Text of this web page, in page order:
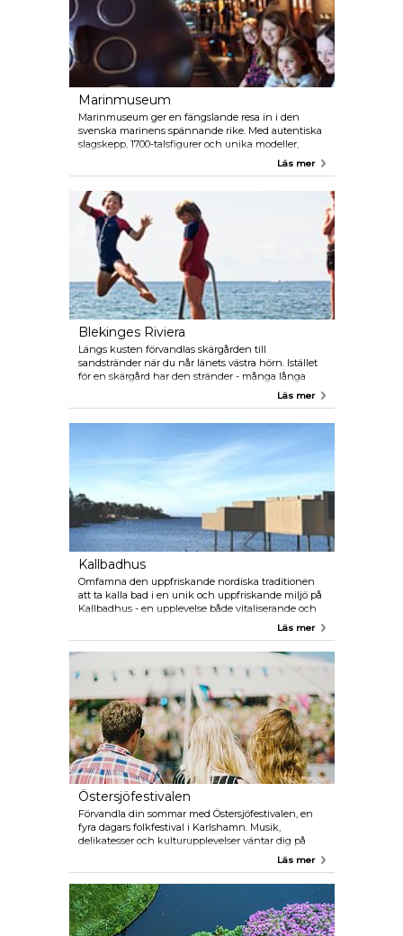
Marinmuseum
Marinmuseum ger en fängslande resa in i den
svenska marinens spännande rike. Med autentiska
slagskepp, 1700-talsfigurer och unika modeller,
utställningarna erbjuder en omfattande titt på
Går utöver konventionella skärmar, museet erbjuder
interaktiva upplevelser, så att besökare kan fördjupa
sig helt i marinvärlden. Gå ombord på historiska
fartyg, lyssna på fängslande havsberättelser genom
audiovisuella presentationer och engagera dina
sinnen för en berikande utforskning av maritimt
arv.
Läs mer
Blekinges Riviera
Längs kusten förvandlas skärgården till
sandstränder när du når länets västra hörn. Istället
för en skärgård har den stränder - många långa
med vacker fin sand. I Sölvesborg finns en strand
för alla dagar i veckan och ännu mer. Några av dem
Läs mer
Kallbadhus
Omfamna den uppfriskande nordiska traditionen
att ta kalla bad i en unik och uppfriskande miljö på
Kallbadhus - en upplevelse både vitaliserande och
Läs mer
Östersjöfestivalen
Förvandla din sommar med Östersjöfestivalen, en
fyra dagars folkfestival i Karlshamn. Musik,
delikatesser och kulturupplevelser väntar dig på
Läs mer